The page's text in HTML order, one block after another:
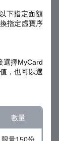
下指定面額
指定虛寶序
選擇MyCard
，也可以選
數量